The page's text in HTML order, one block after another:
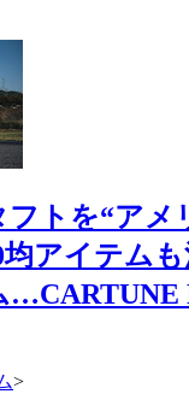
トを“アメ
均アイテム
…CARTUNE
>